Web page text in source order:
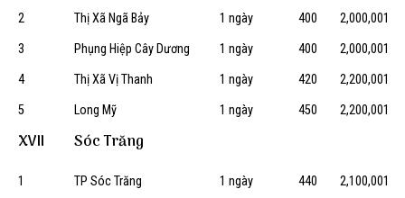
2
Thị Xã Ngã Bảy 1 ngày 400
2,000,001
3
Phụng Hiệp Cây Dương 1 ngày 400
2,000,001
4
Thị Xã Vị Thanh 1 ngày 420
2,200,001
5
Long Mỹ 1 ngày 450 2,200,001
XVII Sóc Trăng
1 TP Sóc Trăng 1 ngày 440
2,100,001